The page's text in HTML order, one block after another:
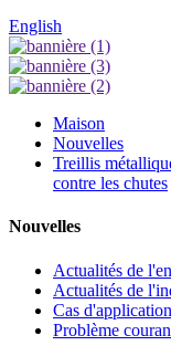
English
Maison
Nouvelles
Treillis
contre les chutes
Nouvelles
Actualités de
Actualités de
Cas d'application
Problème